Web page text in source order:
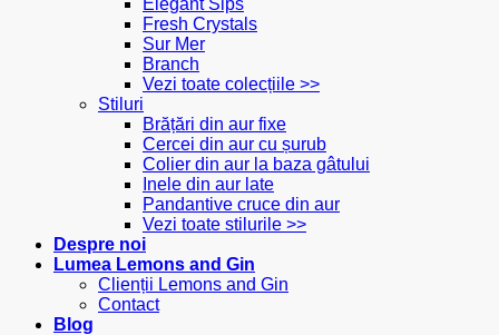
Fresh Crystals
Sur Mer
Branch
Vezi toate colecțiile >>
Stiluri
Brățări din aur fixe
Cercei din aur cu șurub
Colier din aur la baza gâtului
Inele din aur late
Pandantive cruce din aur
Vezi toate stilurile >>
Despre noi
Lumea Lemons and Gin
Clienții Lemons and Gin
Contact
Blog